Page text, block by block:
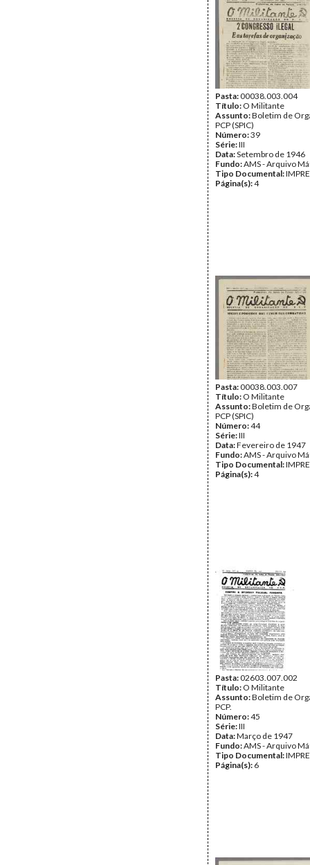
Pasta:00038.003.004
Título: O Militante
Assunto:Boletim de
PCP (SPIC)
Número:39
Série:III
Data:Setembro de 1946
Fundo:AMS - Arquivo
Tipo Documental:
Página(s):4
Pasta:00038.003.007
Título: O Militante
Assunto:Boletim de
PCP (SPIC)
Número:44
Série:III
Data:Fevereiro de 1947
Fundo:AMS - Arquivo
Tipo Documental:
Página(s):4
Pasta:02603.007.002
Título: O Militante
Assunto:Boletim de
PCP.
Número:45
Série:III
Data:Março de 1947
Fundo:AMS - Arquivo
Tipo Documental:
Página(s): 6